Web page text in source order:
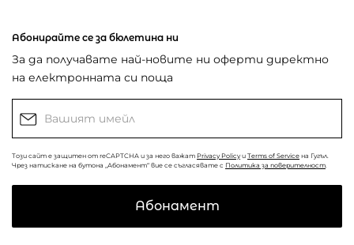
Абонирайте се за бюлетина ни
За да получавате най-новите ни оферти директно
на електронната си поща
Този сайт е защитен от reCAPTCHA и за него важат Privacy Policy и Terms of Service на Гугъл.
Чрез натискане на бутона „Абонамент“ вие се съгласявате с Политика за поверителност.
Абонамент